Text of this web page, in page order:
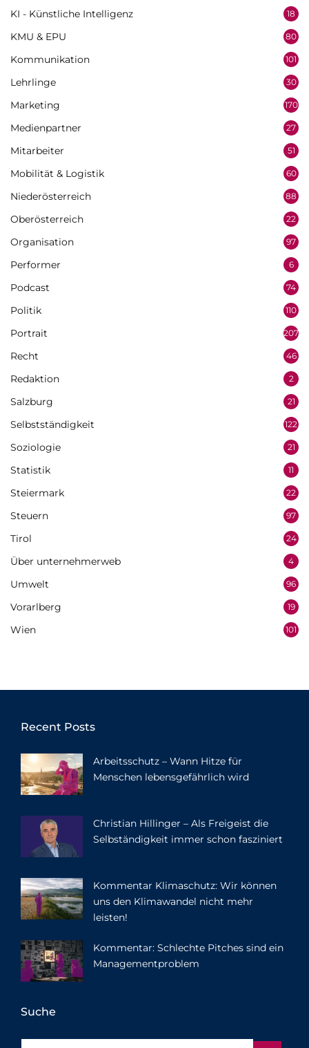
KI - Künstliche Intelligenz 18
KMU & EPU 80
Kommunikation 101
Lehrlinge 30
Marketing 170
Medienpartner 27
Mitarbeiter 51
Mobilität & Logistik 60
Niederösterreich 88
Oberösterreich 22
Organisation 97
Performer 6
Podcast 74
Politik 110
Portrait 207
Recht 46
Redaktion 2
Salzburg 21
Selbstständigkeit 122
Soziologie 21
Statistik 11
Steiermark 22
Steuern 97
Tirol 24
Über unternehmerweb 4
Umwelt 96
Vorarlberg 19
Wien 101
Recent Posts
Arbeitsschutz – Wann Hitze für
Menschen lebensgefährlich wird
Christian Hillinger – Als Freigeist die
Selbständigkeit immer schon fasziniert
Kommentar Klimaschutz: Wir können
uns den Klimawandel nicht mehr
leisten!
Kommentar: Schlechte Pitches sind ein
Managementproblem
Suche